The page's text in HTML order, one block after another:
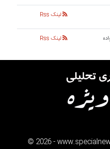
لینک Rss
لینک Rss
© 2026-